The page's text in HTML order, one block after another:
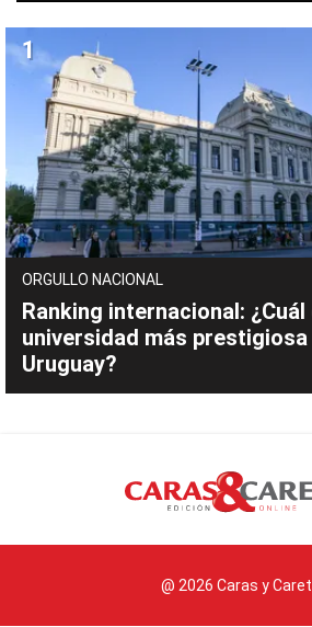
ORGULLO NACIONAL
Ranking internacional: ¿Cuál
universidad más prestigiosa
Uruguay?
@ 2026 Caras y